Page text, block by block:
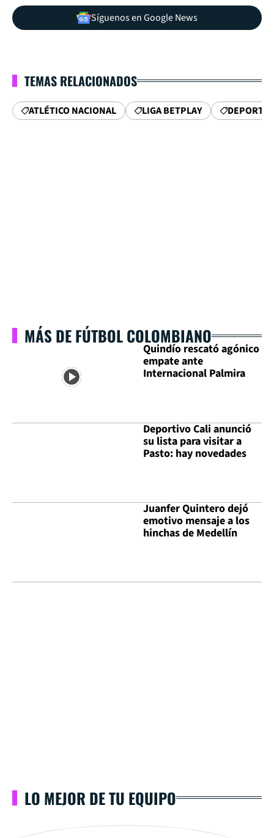
Síguenos en Google News
TEMAS RELACIONADOS
ATLÉTICO NACIONAL LIGA BETPLAY
MÁS DE FÚTBOL COLOMBIANO
Quindío rescató agónico
empate ante
Internacional Palmira
Deportivo Cali anunció
su lista para visitar a
Pasto: hay novedades
Juanfer Quintero dejó
emotivo mensaje a los
hinchas de Medellín
LO MEJOR DE TU EQUIPO